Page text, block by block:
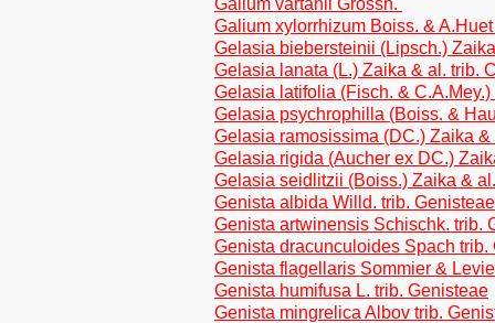
Galium vartanii Grossh.
Galium xylorrhizum Boiss. &
Gelasia biebersteinii (Lipsch.)
Gelasia lanata (L.) Zaika & al. trib.
Gelasia latifolia (Fisch. &
Gelasia psychrophilla (Boiss. &
Gelasia ramosissima (DC.) Zaika
Gelasia rigida (Aucher ex DC.)
Gelasia seidlitzii (Boiss.) Zaika &
Genista albida Willd. trib. Genisteae
Genista artwinensis Schischk. trib.
Genista dracunculoides Spach trib.
Genista flagellaris Sommier &
Genista humifusa L. trib. Genisteae
Genista mingrelica Albov trib.